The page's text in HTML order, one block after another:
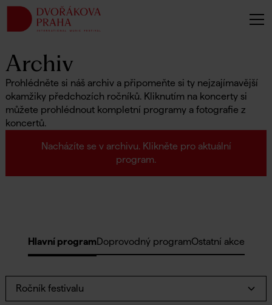
Archiv
Prohlédněte si náš archiv a připomeňte si ty nejzajímavější
okamžiky předchozích ročníků. Kliknutím na koncerty si
můžete prohlédnout kompletní programy a fotografie z
koncertů.
Nacházíte se v archivu. Klikněte pro aktuální
program.
Hlavní programDoprovodný programOstatní akce
Ročník festivalu